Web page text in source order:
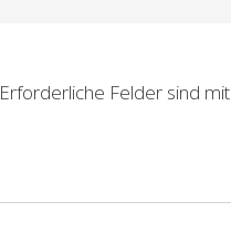
Erforderliche Felder sind mit